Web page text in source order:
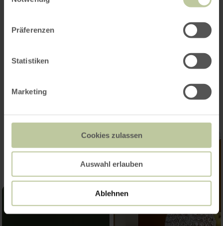
Präferenzen
Statistiken
Marketing
Cookies zulassen
Auswahl erlauben
Ablehnen
Impressies